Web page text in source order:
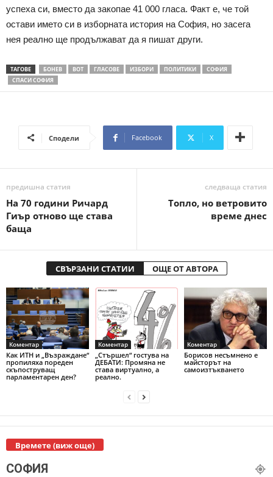
успеха си, вместо да закопае 41 000 гласа. Факт е, че той
остави името си в изборната история на София, но засега
нея реално ще продължават да я пишат други.
ТАГОВЕ БОНЕВ ВОТ ГЛАСОВЕ ИЗБОРИ ПОЛИТИКИ
СОФИЯ
СПАСИ СОФИЯ
Сподели Facebook X
предишна статия
На 70 години Ричард
Гиър отново ще става
баща
следваща статия
Топло, но ветровито
време днес
СВЪРЗАНИ СТАТИИ ОЩЕ ОТ АВТОРА
Коментар
Как ИТН и „Възраждане“
пропиляха пореден
скъпоструващ
парламентарен ден?
Коментар
„Стършел“ гостува на
ДЕБАТИ: Промяна не
става виртуално, а
реално.
Коментар
Борисов несъмнено е
майсторът на
самоизтъкването
Времете (виж още)
СОФИЯ